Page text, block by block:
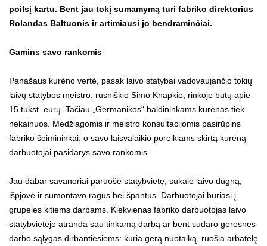
poilsį kartu. Bent jau tokį sumamymą turi fabriko direktorius
Rolandas Baltuonis ir artimiausi jo bendraminčiai.
Gamins savo rankomis
Panašaus kurėno vertė, pasak laivo statybai vadovaujančio tokių
laivų statybos meistro, rusniškio Simo Knapkio, rinkoje būtų apie
15 tūkst. eurų. Tačiau „Germanikos“ baldininkams kurėnas tiek
nekainuos. Medžiagomis ir meistro konsultacijomis pasirūpins
fabriko šeimininkai, o savo laisvalaikio poreikiams skirtą kurėną
darbuotojai pasidarys savo rankomis.
Jau dabar savanoriai paruošė statybvietę, sukalė laivo dugną,
išpjovė ir sumontavo ragus bei špantus. Darbuotojai buriasi į
grupeles kitiems darbams. Kiekvienas fabriko darbuotojas laivo
statybvietėje atranda sau tinkamą darbą ar bent sudaro geresnes
darbo sąlygas dirbantiesiems: kuria gerą nuotaiką, ruošia arbatėlę